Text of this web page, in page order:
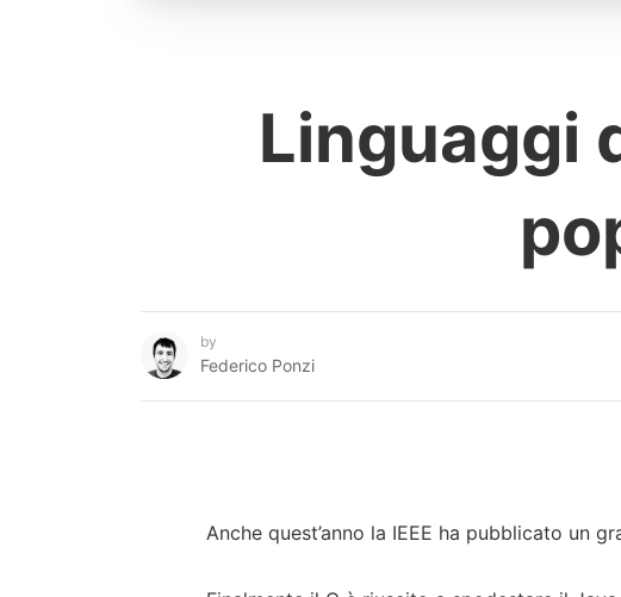
Linguaggi
by
Federico Ponzi
Anche quest’anno la IEEE ha pubblicato un